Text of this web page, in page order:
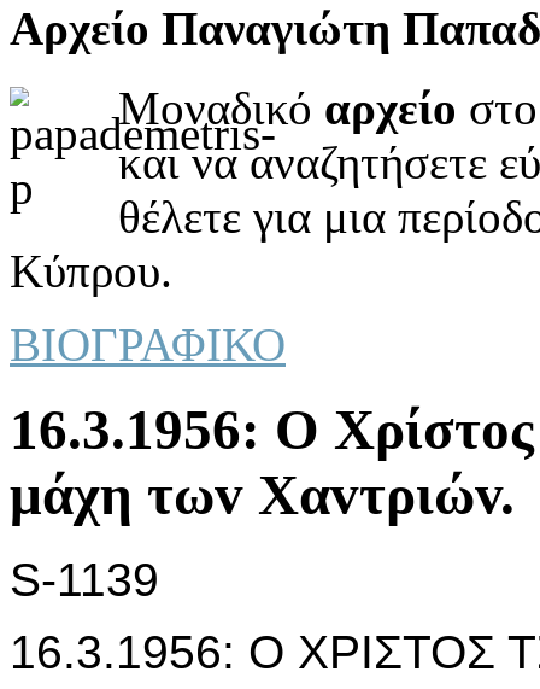
Αρχείο Παναγιώτη
Μοναδικό αρχείο
και να αναζητήσετε
θέλετε για μια
Κύπρου.
ΒΙΟΓΡΑΦΙΚΟ
16.3.1956: Ο
μάχη τωv Χαvτριώv.
S-1139
16.3.1956: Ο ΧΡΙΣΤΟΣ